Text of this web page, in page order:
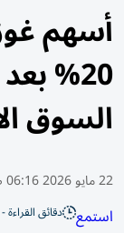
أسهم
20%
السوق
22 مايو 2026 06:16 صباحًا
استمع دقائق القراءة - 2